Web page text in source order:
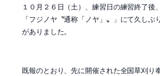
１０月２６日（土）、練習日の練習終了後
「フジノヤ〝通称「ノヤ」〟」にて久し
がありました。
既報のとおり、先に開催された全国草刈り